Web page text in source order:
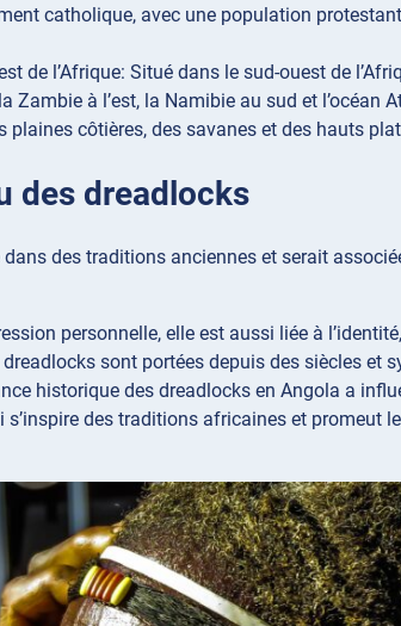
catholique, avec une population
de l’Afrique: Situé dans le sud-ouest de
à l’est, la Namibie au sud et l’océan
côtières, des savanes et des hauts
des dreadlocks
des traditions anciennes et serait
personnelle, elle est aussi liée à
sont portées depuis des siècles et
historique des dreadlocks en Angola a
des traditions africaines et promeut